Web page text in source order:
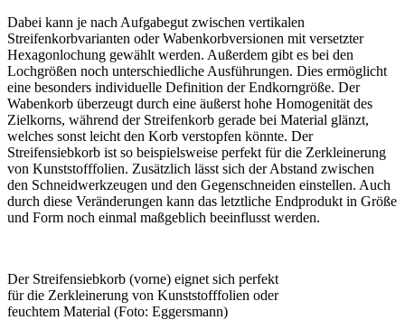
Dabei kann je nach Aufgabegut zwischen vertikalen
Streifenkorbvarianten oder Wabenkorbversionen mit versetzter
Hexagonlochung gewählt werden. Außerdem gibt es bei den
Lochgrößen noch unterschiedliche Ausführungen. Dies ermöglicht
eine besonders individuelle Definition der Endkorngröße. Der
Wabenkorb überzeugt durch eine äußerst hohe Homogenität des
Zielkorns, während der Streifenkorb gerade bei Material glänzt,
welches sonst leicht den Korb verstopfen könnte. Der
Streifensiebkorb ist so beispielsweise perfekt für die Zerkleinerung
von Kunststofffolien. Zusätzlich lässt sich der Abstand zwischen
den Schneidwerkzeugen und den Gegenschneiden einstellen. Auch
durch diese Veränderungen kann das letztliche Endprodukt in Größe
und Form noch einmal maßgeblich beeinflusst werden.
Der Streifensiebkorb (vorne) eignet sich perfekt
für die Zerkleinerung von Kunststofffolien oder
feuchtem Material (Foto: Eggersmann)